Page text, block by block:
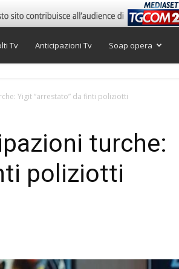
Tv Anticipazioni Tv Soap opera
Yigit “arrestato” da finti poliziotti
turche:
poliziotti